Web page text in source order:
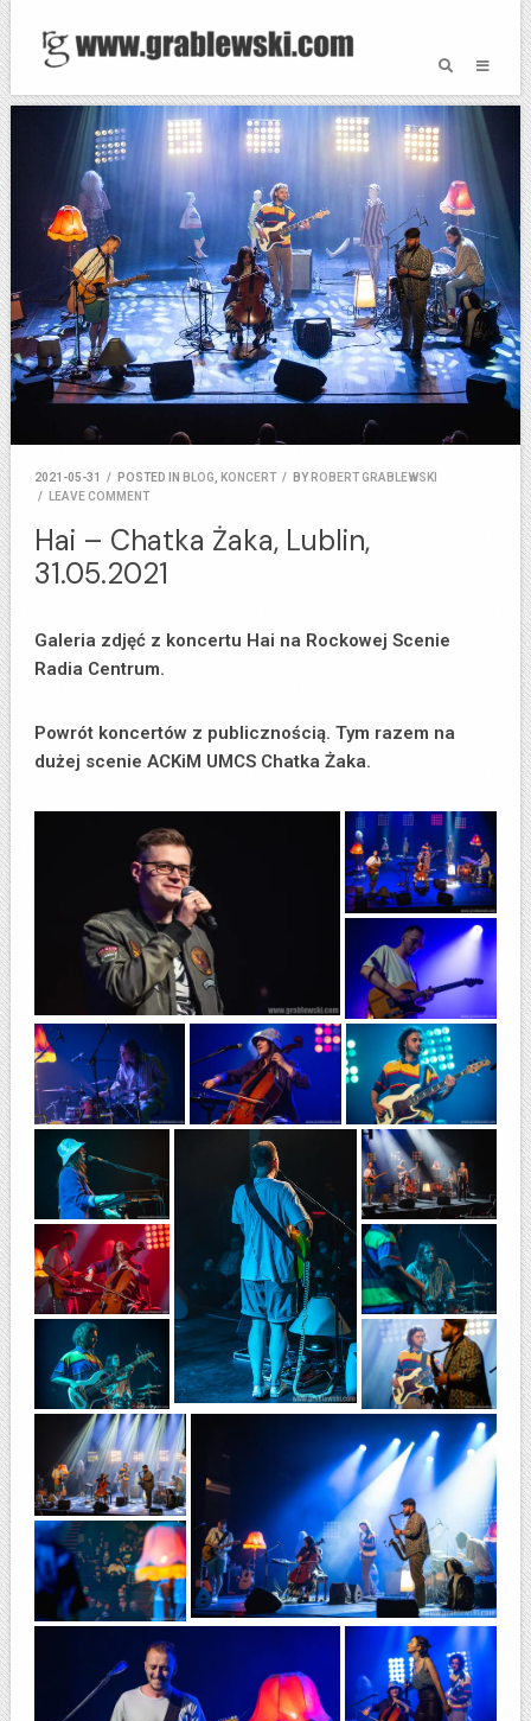
2021-05-31 / POSTED IN BLOG, KONCERT / BY ROBERT GRABLEWSKI
/
LEAVE COMMENT
Hai – Chatka Żaka, Lublin,
31.05.2021
Galeria zdjęć z koncertu Hai na Rockowej Scenie
Radia Centrum.
Powrót koncertów z publicznością. Tym razem na
dużej scenie ACKiM UMCS Chatka Żaka.